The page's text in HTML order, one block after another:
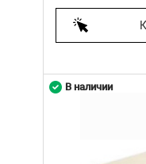
В наличии